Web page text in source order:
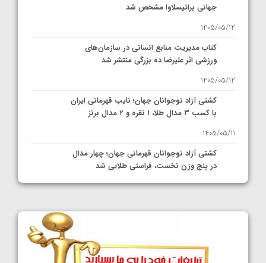
جهانی براتیسلاوا مشخص شد
1405/05/12
کتاب مدیریت منابع انسانی در سازمان‌های
ورزشی اثر علیرضا ده بزرگی منتشر شد
1405/05/12
کشتی آزاد نوجوانان جهان؛ نایب قهرمانی ایران
با کسب ۳ مدال طلا، ۱ نقره و ۲ مدال برنز
1405/05/11
کشتی آزاد نوجوانان قهرمانی جهان؛ چهار مدال
در پنج وزن نخست، فراستی طلایی شد
1405/05/11
کشتی آزاد نوجوانان جهان؛ رقبای نمایندگان